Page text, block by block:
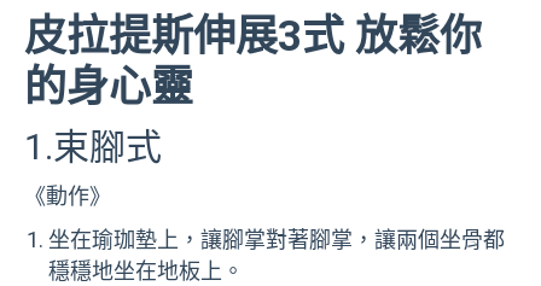
皮拉提斯伸展3式 放鬆你
的身心靈
1.束腳式
《動作》
坐在瑜珈墊上，讓腳掌對著腳掌，讓兩個坐骨都
穩穩地坐在地板上。